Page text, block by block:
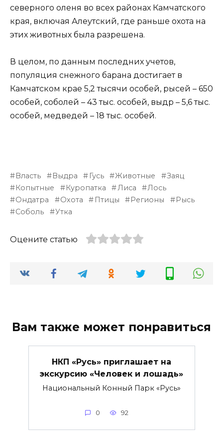
северного оленя во всех районах Камчатского
края, включая Алеутский, где раньше охота на
этих животных была разрешена.
В целом, по данным последних учетов,
популяция снежного барана достигает в
Камчатском крае 5,2 тысячи особей, рысей – 650
особей, соболей – 43 тыс. особей, выдр – 5,6 тыс.
особей, медведей – 18 тыс. особей.
Власть Выдра Гусь Животные
Заяц
Копытные
Куропатка Лиса
Лось
Ондатра
Охота Птицы Регионы
Рысь
Соболь
Утка
Оцените статью
Вам также может понравиться
НКП «Русь» приглашает на
экскурсию «Человек и лошадь»
Национальный Конный Парк «Русь»
0 92